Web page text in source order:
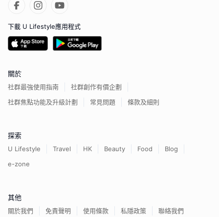
下載 U Lifestyle應用程式
關於
社群最強使用指南
社群創作有價企劃
社群焦點功能及升級計劃
常見問題 條款及細則
探索
U Lifestyle Travel HK Beauty Food
Blog
e-zone
其他
關於我們 免責聲明 使用條款 私隱政策 聯絡我們